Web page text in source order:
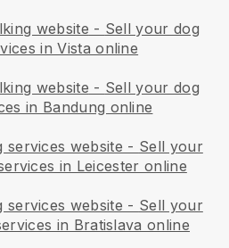
website - Sell your dog
in Vista online
website - Sell your dog
in Bandung online
services website - Sell your
in Leicester online
services website - Sell your
in Bratislava online